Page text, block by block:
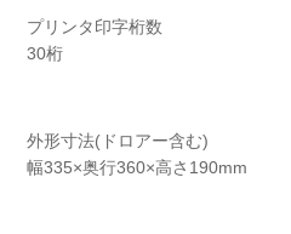
プリンタ印字桁数
30桁
外形寸法(ドロアー含む)
幅335×奥行360×高さ190mm